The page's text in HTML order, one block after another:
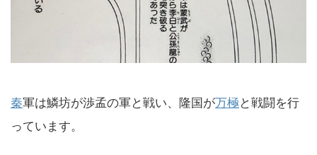
秦軍は鱗坊が渉孟の軍と戦い、隆国が万極と戦闘を行
っています。